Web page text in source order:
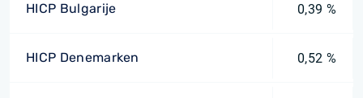
HICP Bulgarije 0,39 %
HICP Denemarken 0,52 %